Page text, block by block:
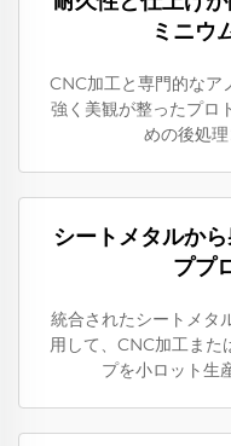
ミニウ
CNC加工と専門的なア
強く美観が整ったプロ
めの後処理
シートメタルか
ププ
統合されたシートメタ
用して、CNC加工また
プを小ロット生